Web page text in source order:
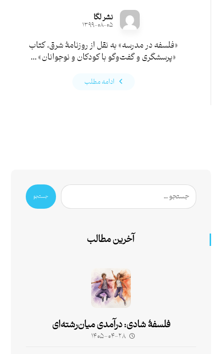
نشر لگا
۱۳۹۹-۰۸-۰۵
«فلسفه در مدرسه» به نقل از روزنامۀ شرق، کتاب
«پرسشگری و گفت‌وگو با کودکان و نوجوانان» ...
ادامه مطلب
جستجو
آخرین مطالب
فلسفۀ شادی: درآمدی میان‌رشته‌ای
۱۴۰۵-۰۴-۲۸